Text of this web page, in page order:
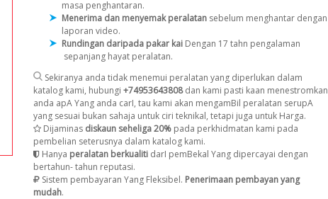
masa penghantaran.
Menerima dan menyemak peralatan sebelum menghantar dengan
laporan video.
Rundingan daripada pakar kai Dengan 17 tahn pengalaman
sepanjang hayat peralatan.
Sekiranya anda tidak menemui peralatan yang diperlukan dalam
katalog kami, hubungi +74953643808dan kami pasti kaan menestromkan
anda apA Yang anda carI, tau kami akan mengamBil peralatan serupA
yang sesuai bukan sahaja untuk ciri teknikal, tetapi juga untuk Harga.
Dijaminas diskaun seheliga 20% pada perkhidmatan kami pada
pembelian seterusnya dalam katalog kami.
Hanya peralatan berkualiti darI pemBekal Yang dipercayai dengan
bertahun- tahun reputasi.
Sistem pembayaran Yang Fleksibel. Penerimaan pembayan yang
mudah.